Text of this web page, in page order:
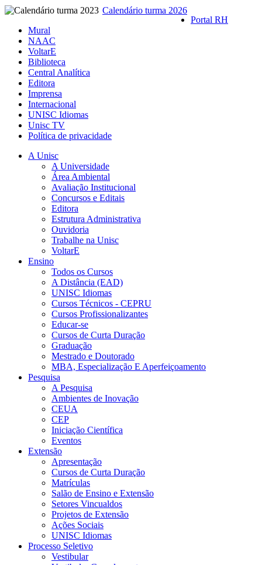
Calendário turma 2026
Portal RH
Mural
NAAC
VoltarE
Biblioteca
Central Analítica
Editora
Imprensa
Internacional
UNISC Idiomas
Unisc TV
Política de privacidade
A Unisc
A Universidade
Área Ambiental
Avaliação Institucional
Concursos e Editais
Editora
Estrutura Administrativa
Ouvidoria
Trabalhe na Unisc
VoltarE
Ensino
Todos os Cursos
A Distância (EAD)
UNISC Idiomas
Cursos Técnicos - CEPRU
Cursos Profissionalizantes
Educar-se
Cursos de Curta Duração
Graduação
Mestrado e Doutorado
MBA, Especialização E Aperfeiçoamento
Pesquisa
A Pesquisa
Ambientes de Inovação
CEUA
CEP
Iniciação Científica
Eventos
Extensão
Apresentação
Cursos de Curta Duração
Matrículas
Salão de Ensino e Extensão
Setores Vincualdos
Projetos de Extensão
Ações Sociais
UNISC Idiomas
Processo Seletivo
Vestibular